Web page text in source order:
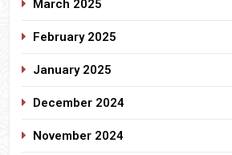
March 2025
February 2025
January 2025
December 2024
November 2024